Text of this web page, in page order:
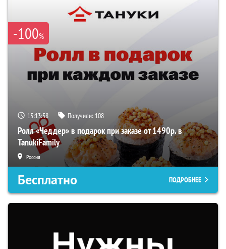
-100%
15:13:57 Получили: 108
Ролл «Чеддер» в подарок при заказе от 1490р. в
TanukiFamily
Россия
Бесплатно ПОДРОБНЕЕ